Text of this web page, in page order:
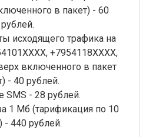
в пакет) - 60
рублей.
исходящего трафика на
+7954118ХХХХ,
включенного в пакет
- 40 рублей.
SMS - 28 рублей.
1 Мб (тарификация по 10
- 440 рублей.